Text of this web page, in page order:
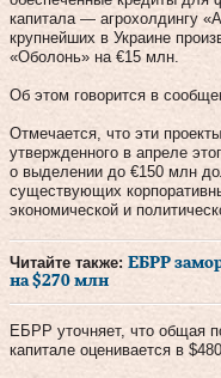
капитала — агрохолдингу
крупнейших в Украине
«Оболонь» на €15 млн.
Об этом говорится в
Отмечается, что эти
утвержденного в апреле
о выделении до €150 млн
существующих
экономической и
Читайте также: ЕБРР
на $270 млн
ЕБРР уточняет, что общая
капитале оценивается в